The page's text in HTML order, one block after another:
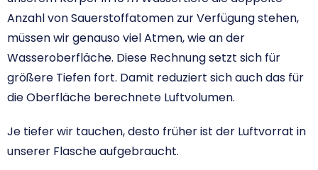
Anzahl von Sauerstoffatomen zur Verfügung stehen,
müssen wir genauso viel Atmen, wie an der
Wasseroberfläche. Diese Rechnung setzt sich für
größere Tiefen fort. Damit reduziert sich auch das für
die Oberfläche berechnete Luftvolumen.
Je tiefer wir tauchen, desto früher ist der Luftvorrat in
unserer Flasche aufgebraucht.